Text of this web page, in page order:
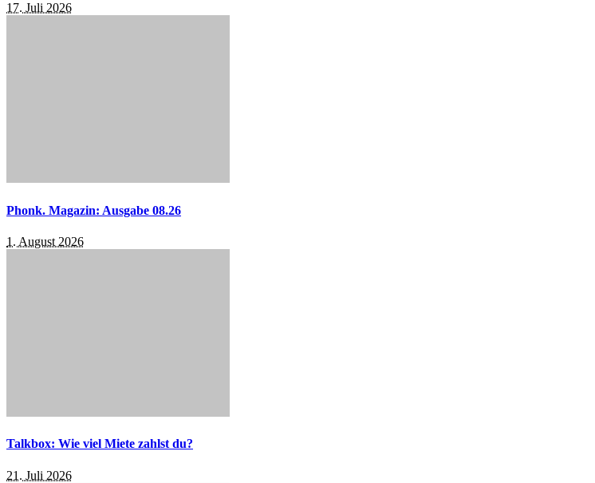
17. Juli 2026
Phonk. Magazin: Ausgabe 08.26
1. August 2026
Talkbox: Wie viel Miete zahlst du?
21. Juli 2026